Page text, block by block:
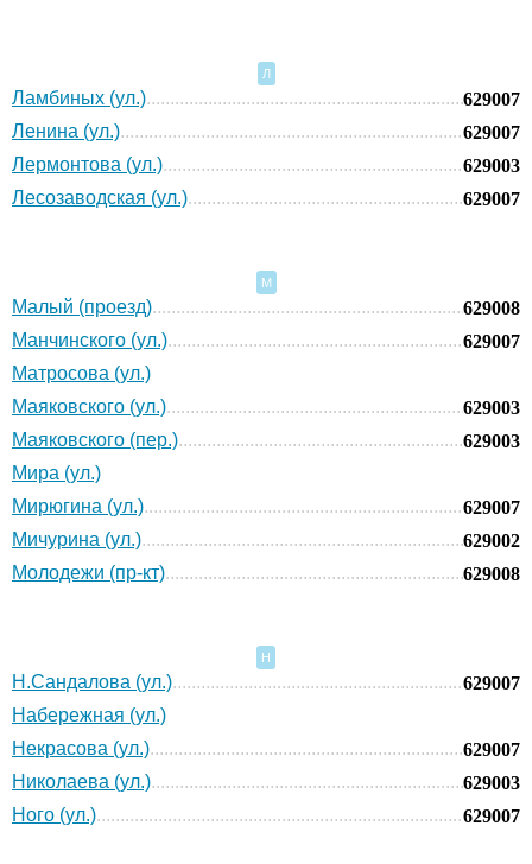
Л
Ламбиных (ул.)
629007
Ленина (ул.)
629007
Лермонтова (ул.)
629003
Лесозаводская (ул.)
629007
М
Малый (проезд)
629008
Манчинского (ул.)
629007
Матросова (ул.)
Маяковского (ул.)
629003
Маяковского (пер.)
629003
Мира (ул.)
Мирюгина (ул.)
629007
Мичурина (ул.)
629002
Молодежи (пр-кт)
629008
Н
Н.Сандалова (ул.)
629007
Набережная (ул.)
Некрасова (ул.)
629007
Николаева (ул.)
629003
Ного (ул.)
629007